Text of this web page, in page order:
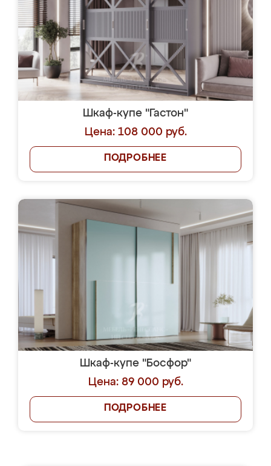
Шкаф-купе "Гастон"
Цена: 108 000 руб.
ПОДРОБНЕЕ
Шкаф-купе "Босфор"
Цена: 89 000 руб.
ПОДРОБНЕЕ